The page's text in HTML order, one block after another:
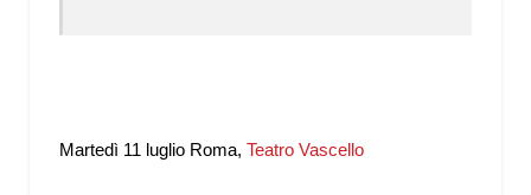
Martedì 11 luglio Roma, Teatro Vascello